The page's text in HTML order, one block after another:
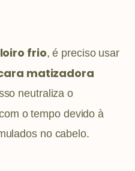
loiro frio, é preciso usar
matizadora
neutraliza o
o tempo devido à
no cabelo.